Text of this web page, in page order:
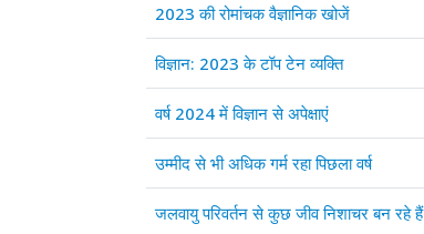
2023 की रोमांचक वैज्ञानिक खोजें
विज्ञान: 2023 के टॉप टेन व्यक्ति
वर्ष 2024 में विज्ञान से अपेक्षाएं
उम्मीद से भी अधिक गर्म रहा पिछला वर्ष
जलवायु परिवर्तन से कुछ जीव निशाचर बन रहे हैं